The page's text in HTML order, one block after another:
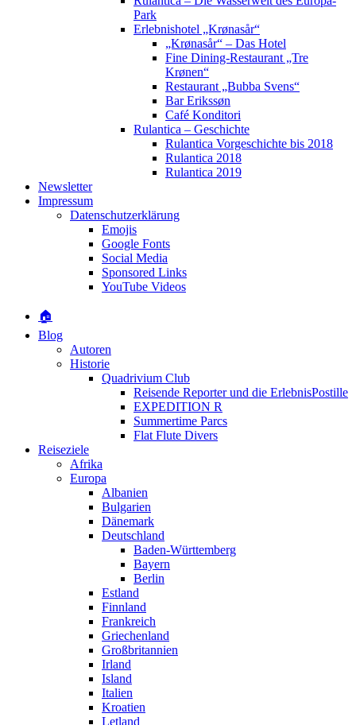
Park
Erlebnishotel „Krønasår“
„Krønasår“ – Das Hotel
Fine Dining-Restaurant „Tre
Krønen“
Restaurant „Bubba Svens“
Bar Erikssøn
Café Konditori
Rulantica – Geschichte
Rulantica Vorgeschichte bis 2018
Rulantica 2018
Rulantica 2019
Newsletter
Impressum
Datenschutzerklärung
Emojis
Google Fonts
Social Media
Sponsored Links
YouTube Videos
🏠
Blog
Autoren
Historie
Quadrivium Club
Reisende Reporter und die ErlebnisPostille
EXPEDITION R
Summertime Parcs
Flat Flute Divers
Reiseziele
Afrika
Europa
Albanien
Bulgarien
Dänemark
Deutschland
Baden-Württemberg
Bayern
Berlin
Estland
Finnland
Frankreich
Griechenland
Großbritannien
Irland
Island
Italien
Kroatien
Letland